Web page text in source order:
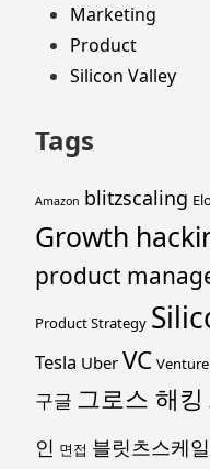
Marketing
Product
Silicon Valley
Tags
Amazon blitzscaling
Growth
product
Product Strategy
Tesla Uber VC
구글 그로스 해킹
인 면접 블릿츠스케